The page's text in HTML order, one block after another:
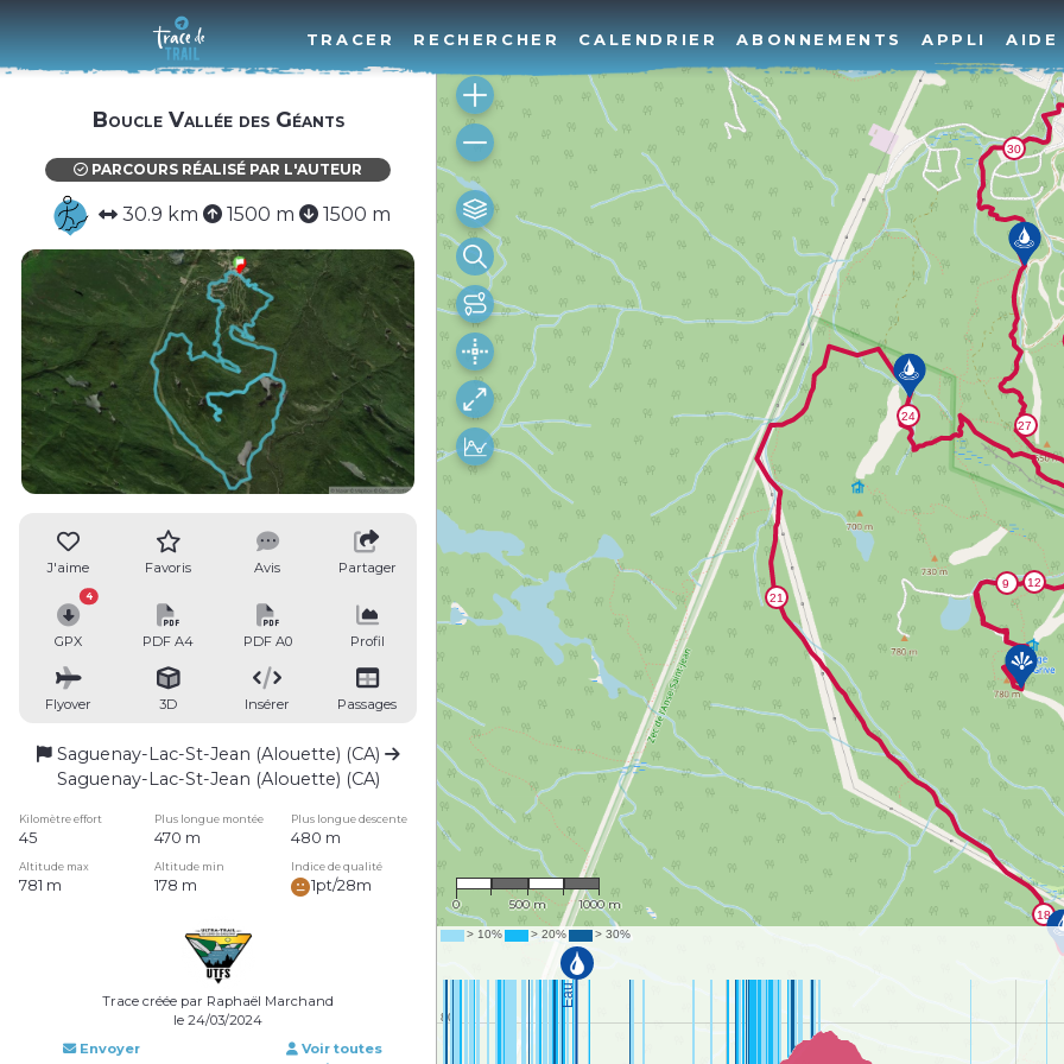
TRACER RECHERCHER CALENDRIER ABONNEMENTS APPLI AIDE
Boucle Vallée des Géants
PARCOURS RÉALISÉ PAR L'AUTEUR
30.9 km 1500 m 1500 m
J'aime Favoris Avis Partager
GPX
4
PDF A4 PDF A0 Profil
Flyover 3D Insérer Passages
Saguenay-Lac-St-Jean (Alouette) (CA)
Saguenay-Lac-St-Jean (Alouette) (CA)
Kilomètre effort Plus longue montée Plus longue descente
45 470 m 480 m
Altitude max Altitude min Indice de qualité
781 m 178 m 1pt/28m
Trace créée par Raphaël Marchand
le 24/03/2024
Envoyer
Voir toutes
1 : 29,514
0 500 m 1000 m